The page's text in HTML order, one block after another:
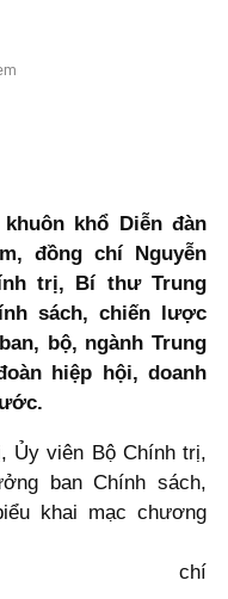
khổ Diễn đàn
đồng chí Nguyễn
trị, Bí thư Trung
sách, chiến lược
bộ, ngành Trung
hiệp hội, doanh
chí